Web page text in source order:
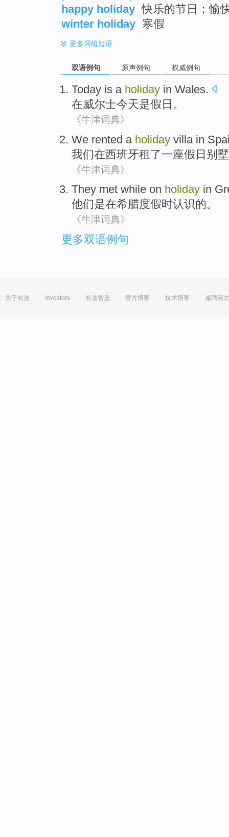
happy holiday 快乐的节日；愉
winter holiday 寒假
更多词组短语
双语例句 原声例句 权威例句
Today is a holiday in Wales.
在威尔士今天是假日 。
《牛津词典》
We rented a holiday villa in
我们在西班牙租了一座假日 别墅
《牛津词典》
They met while on holiday in
他们是在希腊度假时认识的。
《牛津词典》
更多双语例句
关于有道 Investors 有道智选 官方博客 技术博客 诚聘英才